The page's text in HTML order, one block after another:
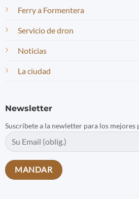
Ferry a Formentera
Servicio de dron
Noticias
La ciudad
Newsletter
Suscríbete a la newletter para los mejores